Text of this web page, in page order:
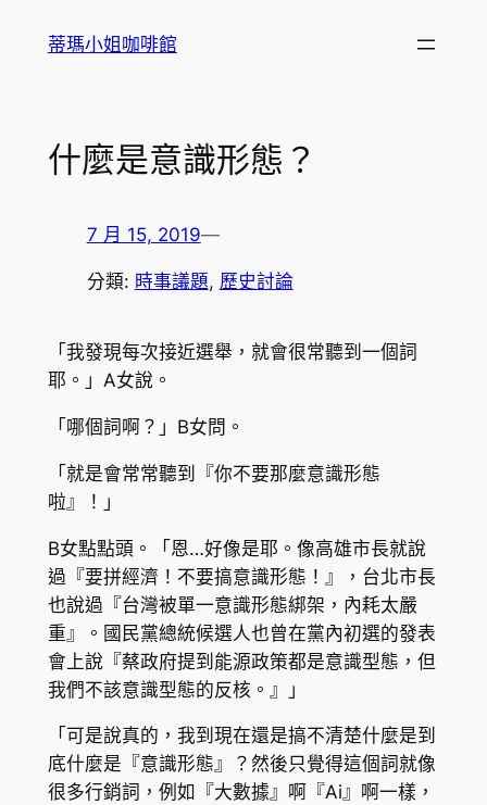
蒂瑪小姐咖啡館
什麼是意識形態？
7 月 15, 2019—
分類: 時事議題, 歷史討論
「我發現每次接近選舉，就會很常聽到一個詞
耶。」A女說。
「哪個詞啊？」B女問。
「就是會常常聽到『你不要那麼意識形態
啦』！」
B女點點頭。「恩…好像是耶。像高雄市長就說
過『要拼經濟！不要搞意識形態！』，台北市長
也說過『台灣被單一意識形態綁架，內耗太嚴
重』。國民黨總統候選人也曾在黨內初選的發表
會上說『蔡政府提到能源政策都是意識型態，但
我們不該意識型態的反核。』」
「可是說真的，我到現在還是搞不清楚什麼是到
底什麼是『意識形態』？然後只覺得這個詞就像
很多行銷詞，例如『大數據』啊『Ai』啊一樣，